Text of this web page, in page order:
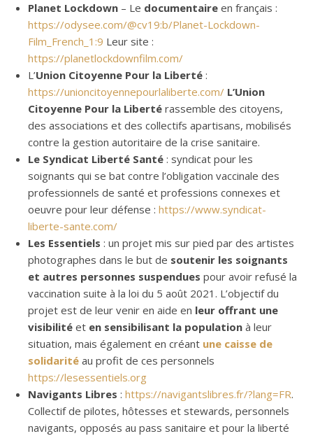
Planet Lockdown – Le documentaire en français :
https://odysee.com/@cv19:b/Planet-Lockdown-
Film_French_1:9 Leur site :
https://planetlockdownfilm.com/
L’Union Citoyenne Pour la Liberté :
https://unioncitoyennepourlaliberte.com/ L’Union
Citoyenne Pour la Liberté rassemble des citoyens,
des associations et des collectifs apartisans, mobilisés
contre la gestion autoritaire de la crise sanitaire.
Le Syndicat Liberté Santé : syndicat pour les
soignants qui se bat contre l’obligation vaccinale des
professionnels de santé et professions connexes et
oeuvre pour leur défense : https://www.syndicat-
liberte-sante.com/
Les Essentiels : un projet mis sur pied par des artistes
photographes dans le but de soutenir les soignants
et autres personnes suspendues pour avoir refusé la
vaccination suite à la loi du 5 août 2021. L’objectif du
projet est de leur venir en aide en leur offrant une
visibilité et en sensibilisant la population à leur
situation, mais également en créant une caisse de
solidarité au profit de ces personnels
https://lesessentiels.org
Navigants Libres : https://navigantslibres.fr/?lang=FR.
Collectif de pilotes, hôtesses et stewards, personnels
navigants, opposés au pass sanitaire et pour la liberté